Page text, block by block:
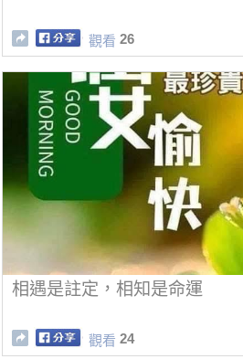
觀看 26
相遇是註定，相知是命運
觀看 24